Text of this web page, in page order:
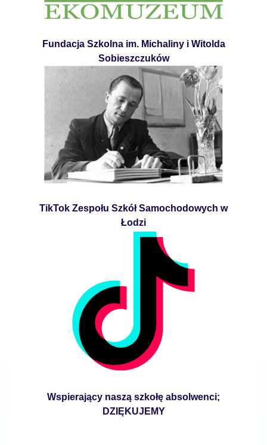
Fundacja Szkolna im. Michaliny i Witolda
Sobieszczuków
TikTok Zespołu Szkół Samochodowych w
Łodzi
Wspierający naszą szkołę absolwenci;
DZIĘKUJEMY